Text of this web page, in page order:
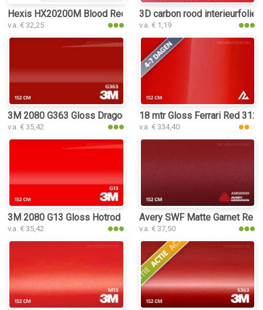
Hexis HX20200M Blood Red Matt interieurfolie
v.a. € 32,25
3D carbon rood interieurfolie
v.a. € 1,19
3M 2080 G363 Gloss Dragon Fire Red interieurfolie
v.a. € 35,42
18 mtr Gloss Ferrari Red
v.a. € 334,40
3M 2080 G13 Gloss Hotrod Red interieurfolie
v.a. € 35,42
Avery SWF Matte Garnet
v.a. € 37,50